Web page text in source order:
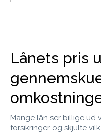
Lånets pris
Mange lån ser billige ud
forsikringer og skjulte